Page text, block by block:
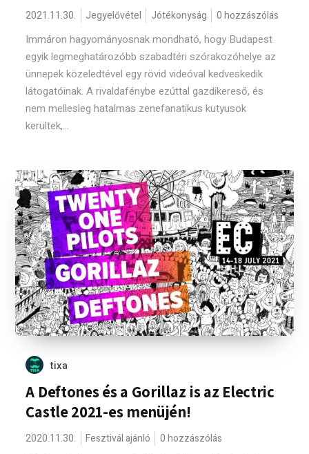
2021.11.30. Jegyelővétel Jótékonyság 0 hozzászólás
Immáron hagyományosnak mondható, hogy Budapest
egyik legmeghatározóbb szabadtéri szórakozóhelye az
ünnepek közeledtével egy rövid videóval kedveskedik
látogatóinak. A rivaldafénybe ezúttal gazdikereső, és
nem mellesleg hatalmas zenefanatikus kutyusok
kerültek,...
tixa
A Deftones és a Gorillaz is az Electric
Castle 2021-es menüjén!
2020.11.30. Fesztivál ajánló 0 hozzászólás